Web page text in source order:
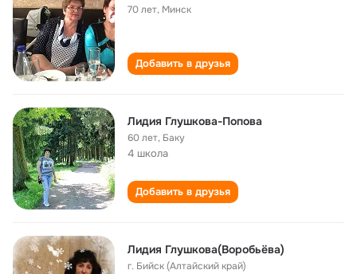
70 лет, Минск
Добавить в друзья
Лидия Глушкова-Попова
60 лет, Баку
4 школа
Добавить в друзья
Лидия Глушкова(Воробьёва)
г. Бийск (Алтайский край)